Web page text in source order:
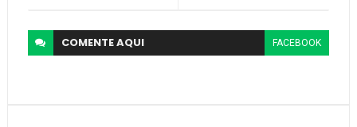
COMENTEAQUI FACEBOOK